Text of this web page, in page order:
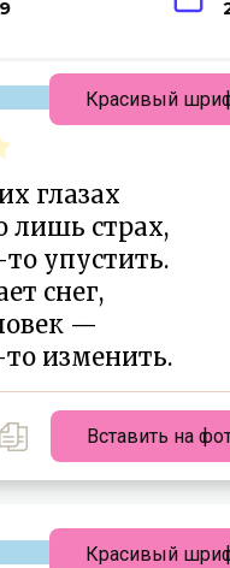
глазах
лишь страх,
упустить.
снег,
—
изменить.
Вставить на
Красивый
Красивый